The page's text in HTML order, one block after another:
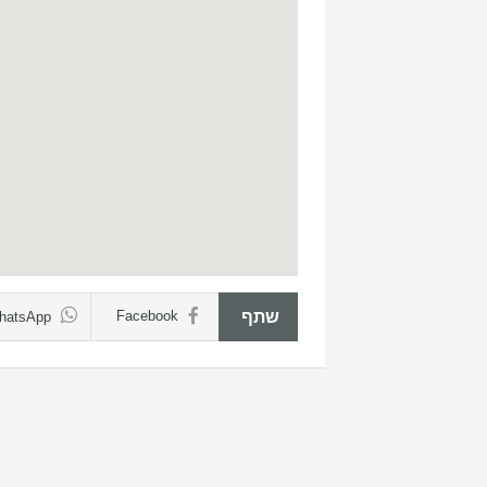
שתף Facebook